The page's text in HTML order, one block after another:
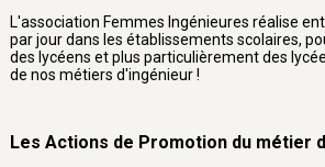
L'association Femmes Ingénieures réalise
par jour dans les établissements scolaires,
des lycéens et plus particulièrement des
de nos métiers d'ingénieur !
Les Actions de Promotion du métier